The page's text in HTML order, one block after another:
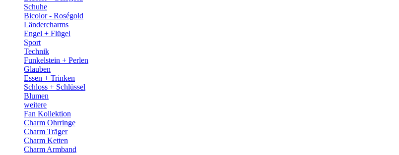
Schuhe
Bicolor - Roségold
Ländercharms
Engel + Flügel
Sport
Technik
Funkelstein + Perlen
Glauben
Essen + Trinken
Schloss + Schlüssel
Blumen
weitere
Fan Kollektion
Charm Ohrringe
Charm Träger
Charm Ketten
Charm Armband